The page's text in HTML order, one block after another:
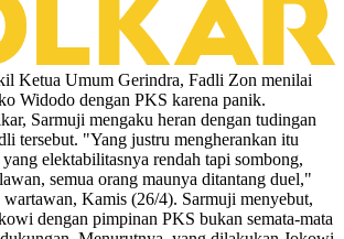
Ketua Umum Gerindra, Fadli Zon menilai
Widodo dengan PKS karena panik.
Sarmuji mengaku heran dengan tudingan
tersebut. "Yang justru mengherankan itu
elektabilitasnya rendah tapi sombong,
semua orang maunya ditantang duel,"
wartawan, Kamis (26/4). Sarmuji menyebut,
dengan pimpinan PKS bukan semata-mata